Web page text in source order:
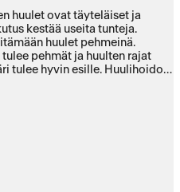
huulet ovat täyteläiset ja
kestää useita tunteja.
huulet pehmeinä.
pehmät ja huulten rajat
tulee hyvin esille. Huulihoidon